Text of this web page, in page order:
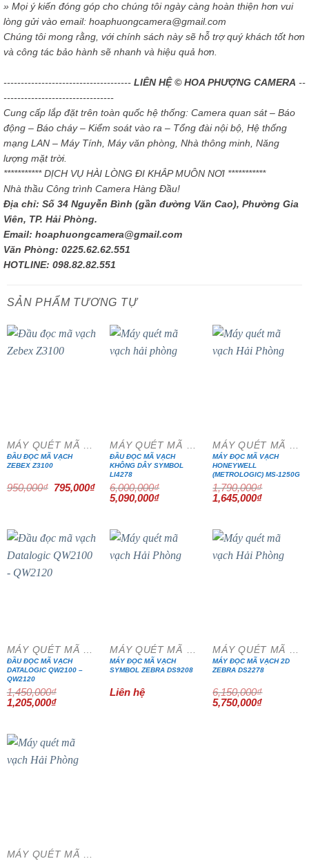
» Mọi ý kiến đóng góp cho chúng tôi ngày càng hoàn thiện hơn vui
lòng gửi vào email: hoaphuongcamera@gmail.com
Chúng tôi mong rằng, với chính sách này sẽ hỗ trợ quý khách tốt hơn
và công tác bảo hành sẽ nhanh và hiệu quả hơn.
------------------------------------- LIÊN HỆ © HOA PHƯỢNG CAMERA --
--------------------------------
Cung cấp lắp đặt trên toàn quốc hệ thống: Camera quan sát – Báo
động – Báo cháy – Kiểm soát vào ra – Tổng đài nội bộ, Hệ thống
mạng LAN – Máy Tính, Máy văn phòng, Nhà thông minh, Năng
lượng mặt trời.
*********** DỊCH VỤ HÀI LÒNG ĐI KHẮP MUÔN NƠI ***********
Nhà thầu Công trình Camera Hàng Đầu!
Địa chỉ: Số 34 Nguyễn Bình (gần đường Văn Cao), Phường Gia
Viên, TP. Hải Phòng.
Email: hoaphuongcamera@gmail.com
Văn Phòng: 0225.62.62.551
HOTLINE: 098.82.82.551
SẢN PHẨM TƯƠNG TỰ
ĐẦU ĐỌC MÃ VẠCH
ZEBEX Z3100
950,000₫
Giá
795,000₫Giá
hiện
ĐẦU ĐỌC MÃ VẠCH
KHÔNG DÂY SYMBOL
LI4278
6,000,000₫
Giá
gốc
5,090,000₫Giá
5,090,000₫.
MÁY ĐỌC MÃ VẠCH
HONEYWELL
(METROLOGIC) MS-1250G
1,790,000₫
Giá
gốc
1,645,000₫Giá
ĐẦU ĐỌC MÃ VẠCH
DATALOGIC QW2100 –
QW2120
1,450,000₫
Giá
gốc
1,205,000₫Giá
1,205,000₫.
MÁY ĐỌC MÃ VẠCH
SYMBOL ZEBRA DS9208
Liên hệ
MÁY ĐỌC MÃ VẠCH 2D
ZEBRA DS2278
6,150,000₫
Giá
gốc
5,750,000₫Giá